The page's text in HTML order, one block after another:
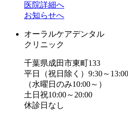
医院詳細へ
お知らせへ
オーラルケアデンタル
クリニック
千葉県成田市東町133
平日（祝日除く）9:30～
（水曜日のみ10:00～）
土日祝10:00～20:00
休診日なし